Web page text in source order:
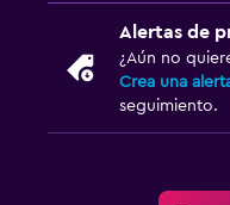
Alertas de
¿Aún no
Crea una
seguimiento.